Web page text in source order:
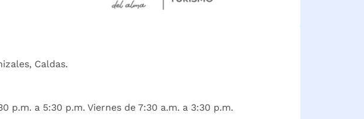
Caldas.
p.m. a 5:30 p.m. Viernes de 7:30 a.m. a 3:30 p.m.